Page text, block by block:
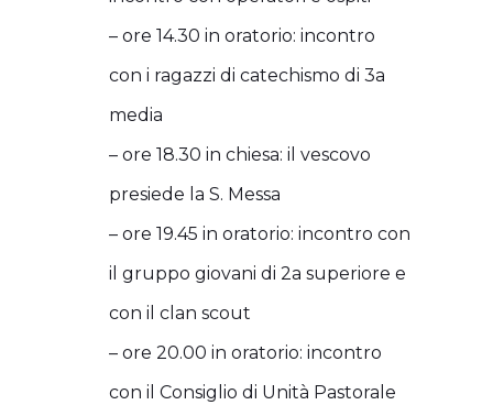
– ore 14.30 in oratorio: incontro
con i ragazzi di catechismo di 3a
media
– ore 18.30 in chiesa: il vescovo
presiede la S. Messa
– ore 19.45 in oratorio: incontro con
il gruppo giovani di 2a superiore e
con il clan scout
– ore 20.00 in oratorio: incontro
con il Consiglio di Unità Pastorale